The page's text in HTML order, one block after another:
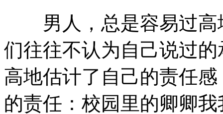
男人，总是容易过高
们往往不认为自己说过
高地估计了自己的责任
的责任：校园里的卿卿